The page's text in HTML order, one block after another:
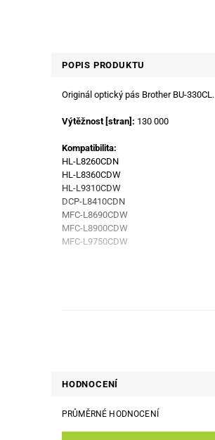
POPIS PRODUKTU
Originál optický pás Brother BU-330CL.
Výtěžnost [stran]: 130 000
Kompatibilita:
HL-L8260CDN
HL-L8360CDW
HL-L9310CDW
DCP-L8410CDN
MFC-L8690CDW
MFC-L8900CDW
MFC-L9750CDW
HODNOCENÍ
PRŮMĚRNÉ HODNOCENÍ